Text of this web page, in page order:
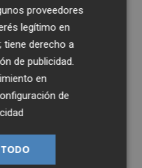
de la
es reconvertir el
del gobierno
abrirlo a la
en la
en la cual se
propiedad de la
proveedores
legítimo en
tiene derecho a
de publicidad.
en
de